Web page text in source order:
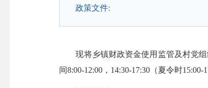
政策文件:
现将乡镇财政资金使用监管及村党组
间8:00-12:00，14:30-17:30（夏令时